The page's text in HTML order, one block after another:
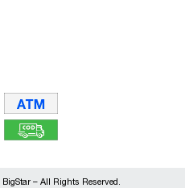
– All Rights Reserved.